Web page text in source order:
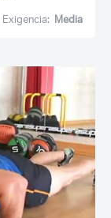
Exigencia: Media